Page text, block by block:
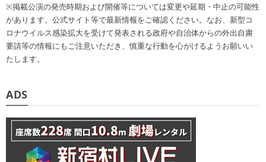
※掲載公演の発売時期および開催等については変更や延期・中止の可能性
があります。公式サイト等で最新情報をご確認ください。なお、新型コ
ロナウイルス感染拡大を受けて発表される政府や自治体からの外出自粛
要請等の情報にもご注意いただき、慎重な行動を心がけるようお願いい
たします。
ADS